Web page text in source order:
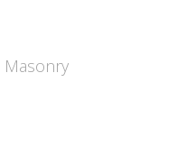
Masonry